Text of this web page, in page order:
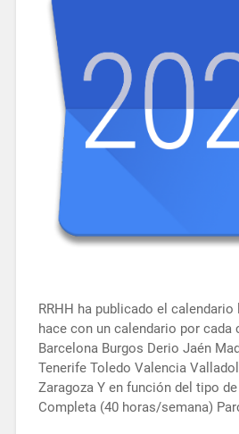
RRHH ha publicado el calendario
hace con un calendario por cada
Barcelona Burgos Derio Jaén
Tenerife Toledo Valencia
Zaragoza Y en función del tipo
Completa (40 horas/semana)